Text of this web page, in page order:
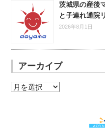
茨城県の産後
と子連れ通院
2026年8月1日
アーカイブ
ア